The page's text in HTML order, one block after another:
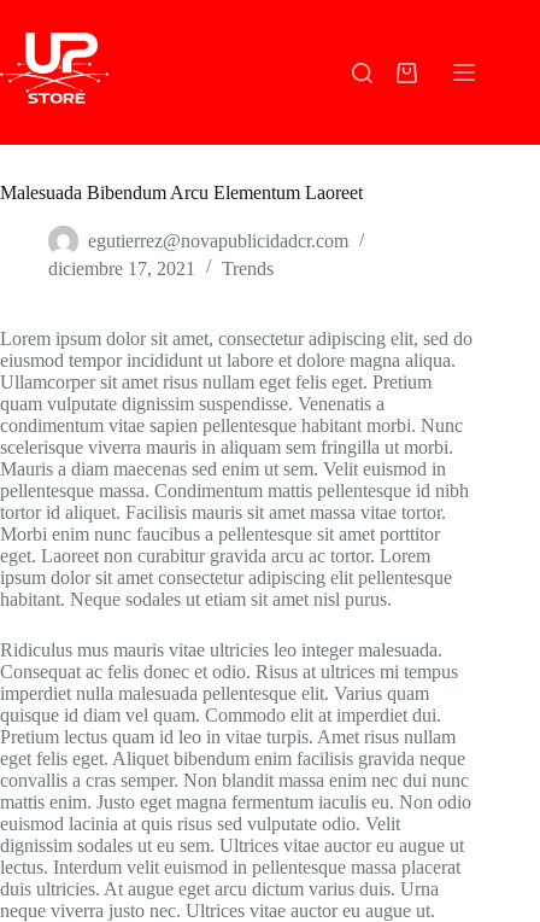
Shopping
Malesuada Bibendum Arcu Elementum Laoreet
egutierrez@novapublicidadcr.com
diciembre 17, 2021
Trends
Lorem ipsum dolor sit amet, consectetur adipiscing elit, sed do
eiusmod tempor incididunt ut labore et dolore magna aliqua.
Ullamcorper sit amet risus nullam eget felis eget. Pretium
quam vulputate dignissim suspendisse. Venenatis a
condimentum vitae sapien pellentesque habitant morbi. Nunc
scelerisque viverra mauris in aliquam sem fringilla ut morbi.
Mauris a diam maecenas sed enim ut sem. Velit euismod in
pellentesque massa. Condimentum mattis pellentesque id nibh
tortor id aliquet. Facilisis mauris sit amet massa vitae tortor.
Morbi enim nunc faucibus a pellentesque sit amet porttitor
eget. Laoreet non curabitur gravida arcu ac tortor. Lorem
ipsum dolor sit amet consectetur adipiscing elit pellentesque
habitant. Neque sodales ut etiam sit amet nisl purus.
Ridiculus mus mauris vitae ultricies leo integer malesuada.
Consequat ac felis donec et odio. Risus at ultrices mi tempus
imperdiet nulla malesuada pellentesque elit. Varius quam
quisque id diam vel quam. Commodo elit at imperdiet dui.
Pretium lectus quam id leo in vitae turpis. Amet risus nullam
eget felis eget. Aliquet bibendum enim facilisis gravida neque
convallis a cras semper. Non blandit massa enim nec dui nunc
mattis enim. Justo eget magna fermentum iaculis eu. Non odio
euismod lacinia at quis risus sed vulputate odio. Velit
dignissim sodales ut eu sem. Ultrices vitae auctor eu augue ut
lectus. Interdum velit euismod in pellentesque massa placerat
duis ultricies. At augue eget arcu dictum varius duis. Urna
neque viverra justo nec. Ultrices vitae auctor eu augue ut.